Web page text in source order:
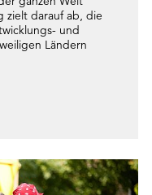
zielt darauf ab, die
und
Ländern